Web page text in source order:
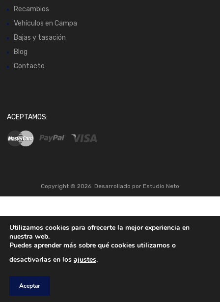
Recambios
Vehículos en Campa
Bajas y tasación
Blog
Contacto
ACEPTAMOS:
Copyright © 2026 Desarrollado por Estudio Neto
Utilizamos cookies para ofrecerte la mejor experiencia en
nuestra web.
Puedes aprender más sobre qué cookies utilizamos o
desactivarlas en los ajustes.
Aceptar